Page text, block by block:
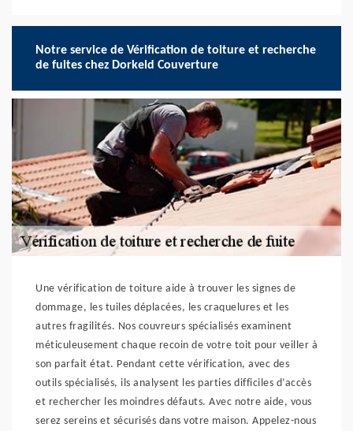
Notre service de Vérification de toiture et recherche
de fuites chez Dorkeld Couverture
Une vérification de toiture aide à trouver les signes de
dommage, les tuiles déplacées, les craquelures et les
autres fragilités. Nos couvreurs spécialisés examinent
méticuleusement chaque recoin de votre toit pour veiller à
son parfait état. Pendant cette vérification, avec des
outils spécialisés, ils analysent les parties difficiles d’accès
et rechercher les moindres défauts. Avec notre aide, vous
serez sereins et sécurisés dans votre maison. Appelez-nous